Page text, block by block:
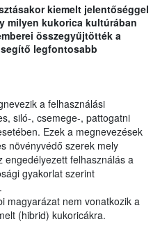
kiemelt jelentőséggel
milyen kukorica kultúrában
összegyűjtötték a
legfontosabb
a felhasználási
siló-, csemege-, pattogatni
Ezek a megnevezések
növényvédő szerek mely
felhasználás a
gyakorlat szerint
magyarázat nem vonatkozik a
(hibrid) kukoricákra.